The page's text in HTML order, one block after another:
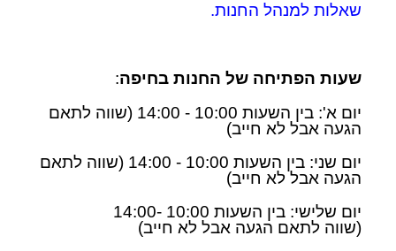
שאלות למנהל החנות.
שעות הפתיחה של החנות בחיפה:
יום א': בין השעות 10:00 - 14:00 (שווה לתאם
הגעה אבל לא חייב)
יום שני: בין השעות 10:00 -
14:00 (שווה לתאם
הגעה אבל לא חייב)
יום שלישי: בין השעות 10:00 -
14:00
(שווה לתאם הגעה אבל לא חייב)